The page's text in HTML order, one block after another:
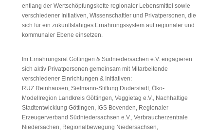
entlang der Wertschöpfungskette regionaler Lebensmittel sowie
verschiedener Initiativen, Wissenschaftler und Privatpersonen, die
sich für ein zukunftsfähiges Ernährungssystem auf regionaler und
kommunaler Ebene einsetzen.
Im Ernährungsrat Göttingen & Südniedersachen e.V. engagieren
sich aktiv Privatpersonen gemeinsam mit Mitarbeitende
verschiedener Einrichtungen & Initiativen:
RUZ Reinhausen, Sielmann-Stiftung Duderstadt, Öko-
Modellregion Landkreis Göttingen, Veggietag e.V., Nachhaltige
Stadtentwicklung Göttingen, IGS Bovenden, Regionaler
Erzeugerverband Südniedersachsen e.V., Verbraucherzentrale
Niedersachen, Regionalbewegung Niedersachsen,